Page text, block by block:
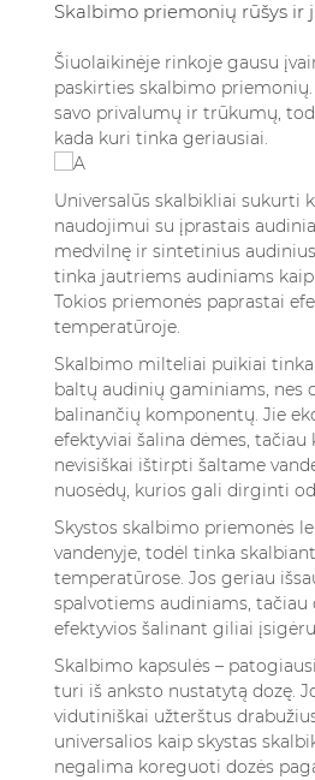
Skalbimo priemonių rūšys ir
Šiuolaikinėje rinkoje gausu
paskirties skalbimo
savo privalumų ir trūkumų,
kada kuri tinka geriausiai.
Universalūs skalbikliai sukurti
naudojimui su įprastais
medvilnę ir sintetinius
tinka jautriems audiniams kaip
Tokios priemonės paprastai
temperatūroje.
Skalbimo milteliai puikiai
baltų audinių gaminiams, nes
balinančių komponentų. Jie
efektyviai šalina dėmes, tačiau
nevisiškai ištirpti šaltame
nuosėdų, kurios gali dirginti
Skystos skalbimo priemonės
vandenyje, todėl tinka
temperatūrose. Jos geriau
spalvotiems audiniams, tačiau
efektyvios šalinant giliai
Skalbimo kapsulės –
turi iš anksto nustatytą dozę.
vidutiniškai užterštus
universalios kaip skystas
negalima koreguoti dozės